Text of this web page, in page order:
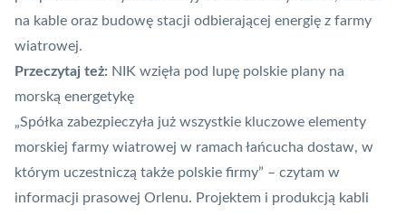
na kable oraz budowę stacji odbierającej energię z farmy
wiatrowej.
Przeczytaj też: NIK wzięła pod lupę polskie plany na
morską energetykę
„Spółka zabezpieczyła już wszystkie kluczowe elementy
morskiej farmy wiatrowej w ramach łańcucha dostaw, w
którym uczestniczą także polskie firmy” – czytam w
informacji prasowej Orlenu. Projektem i produkcją kabli